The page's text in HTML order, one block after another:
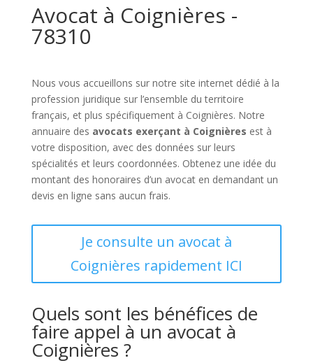
Avocat à Coignières -
78310
Nous vous accueillons sur notre site internet dédié à la
profession juridique sur l’ensemble du territoire
français, et plus spécifiquement à Coignières. Notre
annuaire des avocats exerçant à Coignières est à
votre disposition, avec des données sur leurs
spécialités et leurs coordonnées. Obtenez une idée du
montant des honoraires d’un avocat en demandant un
devis en ligne sans aucun frais.
Je consulte un avocat à
Coignières rapidement ICI
Quels sont les bénéfices de
faire appel à un avocat à
Coignières ?